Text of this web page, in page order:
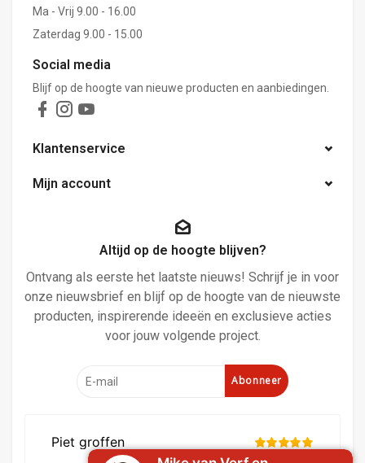
Ma - Vrij 9.00 - 16.00
Zaterdag 9.00 - 15.00
Social media
Blijf op de hoogte van nieuwe producten en aanbiedingen.
Klantenservice
Mijn account
Altijd op de hoogte blijven?
Ontvang als eerste het laatste nieuws! Schrijf je in voor
onze nieuwsbrief en blijf op de hoogte van de nieuwste
producten, inspirerende ideeën en exclusieve acties
voor jouw volgende project.
Abonneer